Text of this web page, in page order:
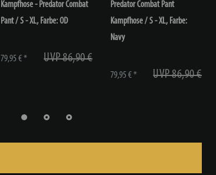
Kampfhose - Predator Combat
Pant / S - XL, Farbe: OD
UVP 86,90 €
79,95 € *
Predator Combat Pant
Kampfhose / S - XL, Farbe:
Navy
UVP 86,90 €
79,95 € *